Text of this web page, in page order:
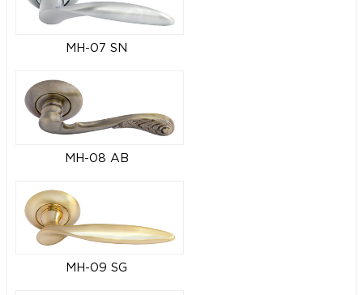
MH-07 SN
MH-08 AB
MH-09 SG